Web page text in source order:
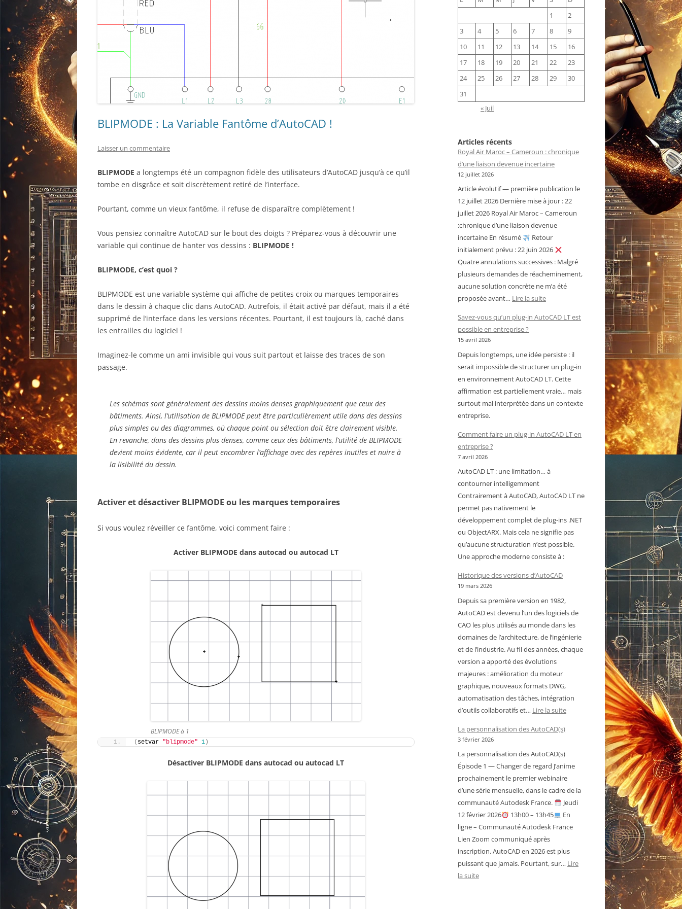
BLIPMODE : La Variable Fantôme d’AutoCAD !
Laisser un commentaire
BLIPMODE a longtemps été un compagnon fidèle des utilisateurs d’AutoCAD jusqu’à ce qu’il
tombe en disgrâce et soit discrètement retiré de l’interface.
Pourtant, comme un vieux fantôme, il refuse de disparaître complètement !
Vous pensiez connaître AutoCAD sur le bout des doigts ? Préparez-vous à découvrir une
variable qui continue de hanter vos dessins : BLIPMODE !
BLIPMODE, c’est quoi ?
BLIPMODE est une variable système qui affiche de petites croix ou marques temporaires
dans le dessin à chaque clic dans AutoCAD. Autrefois, il était activé par défaut, mais il a été
supprimé de l’interface dans les versions récentes. Pourtant, il est toujours là, caché dans
les entrailles du logiciel !
Imaginez-le comme un ami invisible qui vous suit partout et laisse des traces de son
passage.
Les schémas sont généralement des dessins moins denses graphiquement que ceux des
bâtiments. Ainsi, l’utilisation de BLIPMODE peut être particulièrement utile dans des dessins
plus simples ou des diagrammes, où chaque point ou sélection doit être clairement visible.
En revanche, dans des dessins plus denses, comme ceux des bâtiments, l’utilité de BLIPMODE
devient moins évidente, car il peut encombrer l’affichage avec des repères inutiles et nuire à
la lisibilité du dessin.
Activer et désactiver BLIPMODE ou les marques temporaires
Si vous voulez réveiller ce fantôme, voici comment faire :
Activer BLIPMODE dans autocad ou autocad LT
BLIPMODE à 1
( setvar "blipmode" 1 )
Désactiver BLIPMODE dans autocad ou autocad LT
1
2
3
4 5 6 7 8
9
10
11 12 13 14 15
16
17
18 19 20 21 22
23
24
25 26 27 28 29
30
31
« Juil
Articles récents
Royal Air Maroc – Cameroun : chronique
d’une liaison devenue incertaine
12 juillet 2026
Article évolutif — première publication le
12 juillet 2026 Dernière mise à jour : 22
juillet 2026 Royal Air Maroc – Cameroun
:chronique d’une liaison devenue
incertaine En résumé
Retour
initialement prévu : 22 juin 2026
Quatre annulations successives : Malgré
plusieurs demandes de réacheminement,
aucune solution concrète ne m’a été
proposée avant… Lire la suite:
Air
Cameroun
:
chronique
d’une
liaison
incertaine
Savez-vous qu’un plug-in AutoCAD LT est
possible en entreprise ?
15 avril 2026
Depuis longtemps, une idée persiste : il
serait impossible de structurer un plug-in
en environnement AutoCAD LT. Cette
affirmation est partiellement vraie… mais
surtout mal interprétée dans un contexte
entreprise.
Comment faire un plug-in AutoCAD LT en
entreprise ?
7 avril 2026
AutoCAD LT : une limitation… à
contourner intelligemment
Contrairement à AutoCAD, AutoCAD LT ne
permet pas nativement le
développement complet de plug-ins .NET
ou ObjectARX. Mais cela ne signifie pas
qu’aucune structuration n’est possible.
Une approche moderne consiste à :
Historique des versions d’AutoCAD
19 mars 2026
Depuis sa première version en 1982,
AutoCAD est devenu l’un des logiciels de
CAO les plus utilisés au monde dans les
domaines de l’architecture, de l’ingénierie
et de l’industrie. Au fil des années, chaque
version a apporté des évolutions
majeures : amélioration du moteur
graphique, nouveaux formats DWG,
automatisation des tâches, intégration
d’outils collaboratifs et… Lire la suite:
La personnalisation des AutoCAD(s)
3 février 2026
La personnalisation des AutoCAD(s)
Épisode 1 — Changer de regard J’anime
prochainement le premier webinaire
d’une série mensuelle, dans le cadre de la
communauté Autodesk France.
Jeudi
12 février 2026
13h00 – 13h45
En
ligne – Communauté Autodesk France
Lien Zoom communiqué après
inscription. AutoCAD en 2026 est plus
puissant que jamais. Pourtant, sur… Lire
la suite: